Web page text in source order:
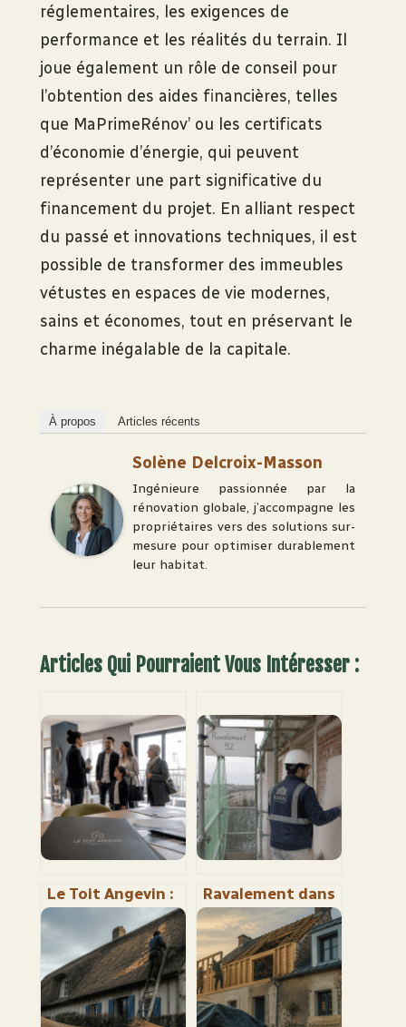
réglementaires, les exigences de
performance et les réalités du terrain. Il
joue également un rôle de conseil pour
l’obtention des aides financières, telles
que MaPrimeRénov’ ou les certificats
d’économie d’énergie, qui peuvent
représenter une part significative du
financement du projet. En alliant respect
du passé et innovations techniques, il est
possible de transformer des immeubles
vétustes en espaces de vie modernes,
sains et économes, tout en préservant le
charme inégalable de la capitale.
À propos Articles récents
Solène Delcroix-Masson
Ingénieure passionnée par la
rénovation globale, j’accompagne les
propriétaires vers des solutions sur-
mesure pour optimiser durablement
leur habitat.
Articles Qui Pourraient Vous Intéresser :
Le Toit Angevin :
27 000 logements
et 4 étapes pour
réussir votre
dossier
Ravalement dans
le 92 : pourquoi
un mauvais
diagnostic
double votre
facture